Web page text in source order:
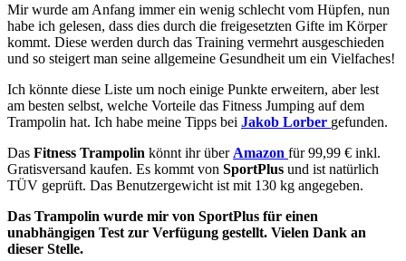
Mir wurde am Anfang immer ein wenig schlecht vom Hüpfen, nun
habe ich gelesen, dass dies durch die freigesetzten Gifte im Körper
kommt. Diese werden durch das Training vermehrt ausgeschieden
und so steigert man seine allgemeine Gesundheit um ein Vielfaches!
Ich könnte diese Liste um noch einige Punkte erweitern, aber lest
am besten selbst, welche Vorteile das Fitness Jumping auf dem
Trampolin hat. Ich habe meine Tipps bei Jakob Lorber gefunden.
Das Fitness Trampolin könnt ihr über Amazon für 99,99 € inkl.
Gratisversand kaufen. Es kommt von SportPlus und ist natürlich
TÜV geprüft. Das Benutzergewicht ist mit 130 kg angegeben.
Das Trampolin wurde mir von SportPlus für einen
unabhängigen Test zur Verfügung gestellt. Vielen Dank an
dieser Stelle.